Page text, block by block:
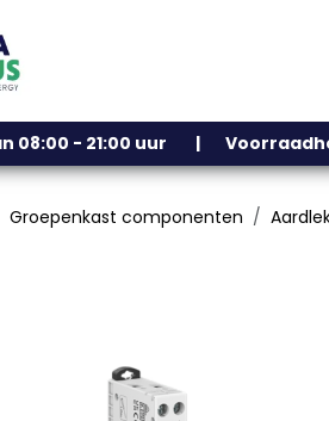
08:00 - 21:00 uur |
Groepenkast componenten